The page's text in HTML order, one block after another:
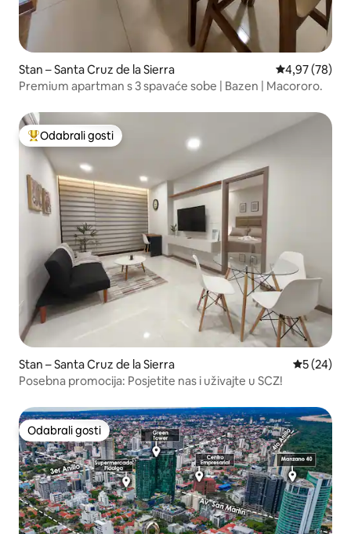
Stan – Santa Cruz de la Sierra Prosječna
4,97 (78)
Premium apartman s 3 spavaće sobe | Bazen | Macororo.
Među najviše rangiranima s oznakom „Odabrali gosti”
Odabrali gosti
Stan – Santa Cruz de la Sierra Prosječna
5 (24)
Posebna promocija: Posjetite nas i uživajte u SCZ!
Odabrali gosti
Odabrali gosti